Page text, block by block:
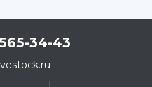
34-43